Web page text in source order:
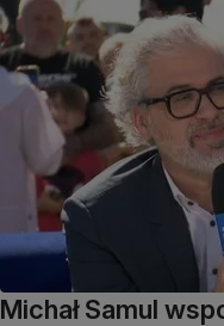
Michał Samul